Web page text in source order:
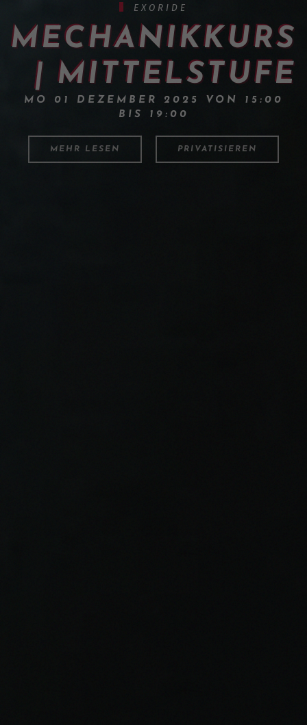
EXORIDE
| MITTELSTUFE
MO 01 DEZEMBER 2025 VON 15:00
BIS 19:00
MEHR LESEN PRIVATISIEREN